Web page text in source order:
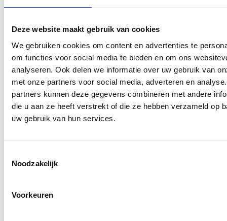
Deze website maakt gebruik van cookies
We gebruiken cookies om content en advertenties te
om functies voor social media te bieden en om ons
analyseren. Ook delen we informatie over uw gebruik van
met onze partners voor social media, adverteren en
partners kunnen deze gegevens combineren met andere
die u aan ze heeft verstrekt of die ze hebben verzameld op
uw gebruik van hun services.
Noodzakelijk
Voorkeuren
Namens,
Bestuur Blauw Geel’38/Jumbo
Array
TwitterFacebook WhatsApp